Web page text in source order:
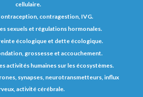
cellulaire.
contragestion, IVG.
sexuels et régulations hormonales.
écologique et dette écologique.
grossesse et accouchement.
activités humaines sur les écosystèmes.
synapses, neurotransmetteurs, influx
activité cérébrale.